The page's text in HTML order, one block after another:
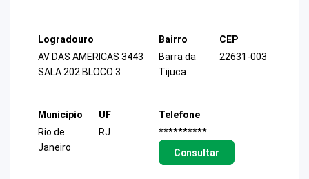
Logradouro
AV DAS AMERICAS 3443
SALA 202 BLOCO 3
Bairro
Barra da
Tijuca
CEP
22631-003
Município
Rio de
Janeiro
UF
RJ
Telefone
**********
Consultar